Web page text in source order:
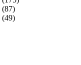
(87)
(49)